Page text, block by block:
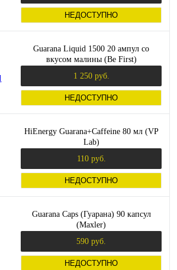
НЕДОСТУПНО
Guarana Liquid 1500 20 ампул со
вкусом малины (Be First)
1 250 руб.
НЕДОСТУПНО
HiEnergy Guarana+Caffeine 80 мл (VP
Lab)
110 руб.
НЕДОСТУПНО
Guarana Caps (Гуарана) 90 капсул
(Maxler)
590 руб.
НЕДОСТУПНО